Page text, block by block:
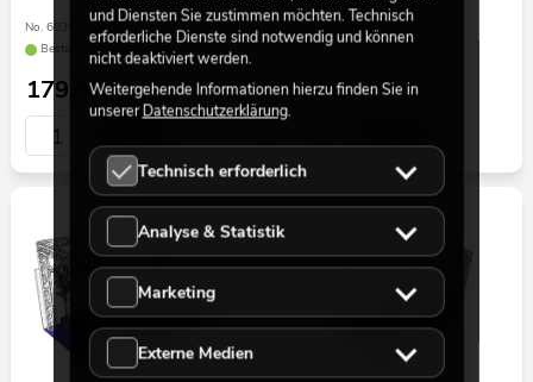
No. 60306500
Bestand reicht ca. 2 Wo.
179,00€
No. 60301904
Bestand reicht ca. 12 Wo.
5,50€
und Diensten Sie zustimmen möchten. Technisch
erforderliche Dienste sind notwendig und können
nicht deaktiviert werden.
Weitergehende Informationen hierzu finden Sie in
unsererDatenschutzerklärung.
Technisch erforderlich
Analyse & Statistik
Marketing
Externe Medien